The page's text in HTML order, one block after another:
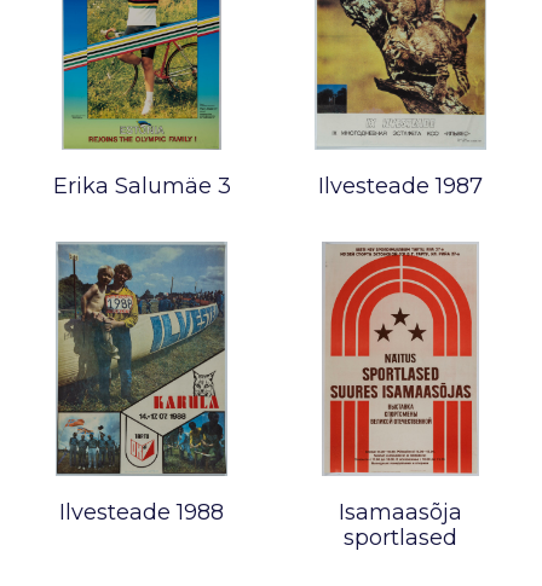
Erika Salumäe 3 Ilvesteade 1987
Ilvesteade 1988
Isamaasõja
sportlased